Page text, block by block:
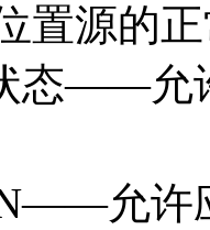
置源的
态——允
允许